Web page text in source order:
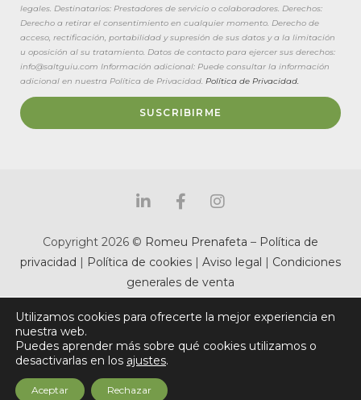
legales. Destinatarios: Prestadores de servicio o colaboradores. Derechos:
Derecho a retirar el consentimiento en cualquier momento. Derecho de
acceso, rectificación, portabilidad y supresión de sus datos y a la limitación
u oposición al su tratamiento. Datos de contacto para ejercer sus derechos:
info@saltguiu.com Información adicional: Puede consultar la información
adicional en nuestra Política de Privacidad. Política de Privacidad.
SUSCRIBIRME
Copyright 2026 © Romeu Prenafeta – Política de
privacidad | Política de cookies | Aviso legal | Condiciones
generales de venta
Utilizamos cookies para ofrecerte la mejor experiencia en
nuestra web.
Puedes aprender más sobre qué cookies utilizamos o
desactivarlas en los ajustes.
Aceptar Rechazar